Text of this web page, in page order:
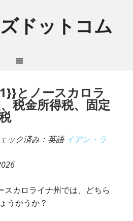
ドットコム
とノースカロラ
税金所得税、固定
ック済み：英語イアン・ラ
カロライナ州では、どちら
うかうか？